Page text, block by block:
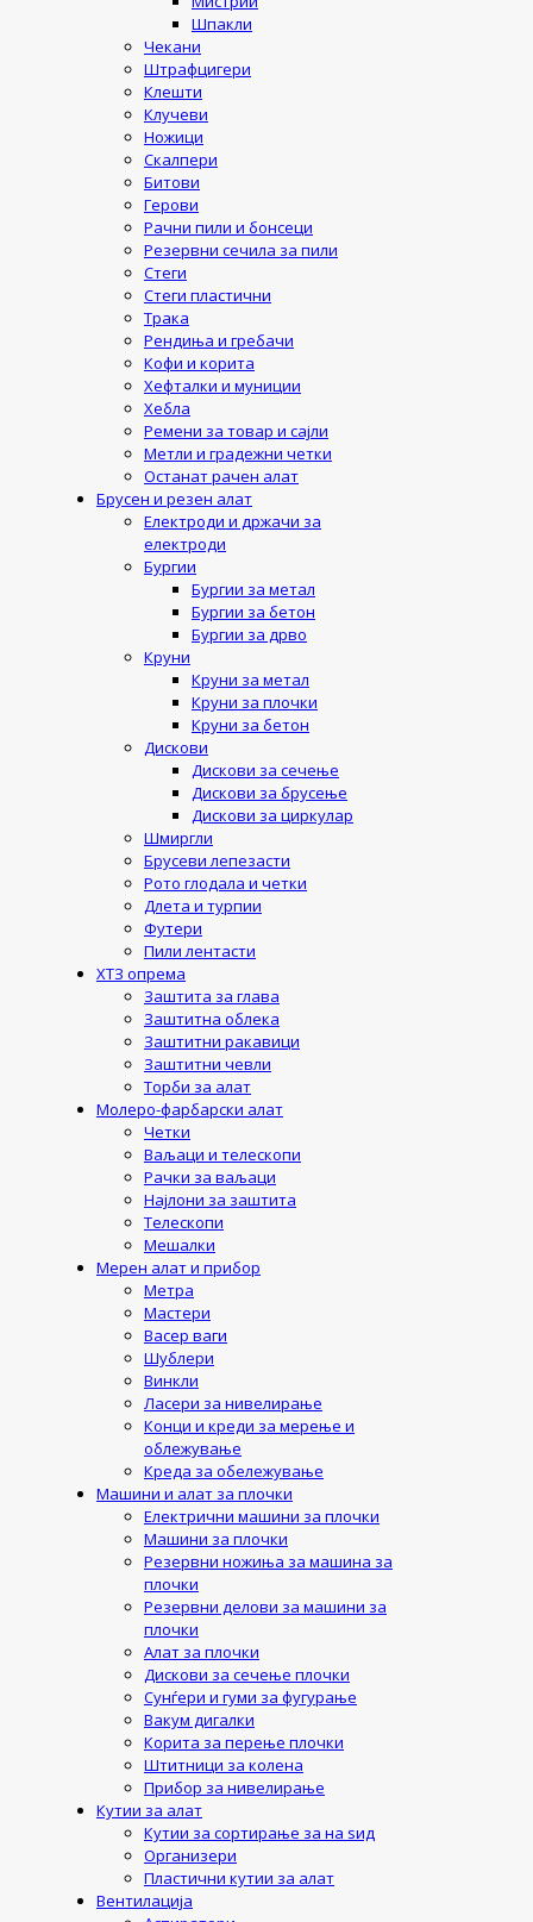
Шпакли
Чекани
Штрафцигери
Клешти
Клучеви
Ножици
Скалпери
Битови
Герови
Рачни пили и бонсеци
Резервни сечила за пили
Стеги
Стеги пластични
Трака
Рендиња и гребачи
Кофи и корита
Хефталки и муниции
Хебла
Ремени за товар и сајли
Метли и градежни четки
Останат рачен алат
Брусен и резен алат
Електроди и држачи за
електроди
Бургии
Бургии за метал
Бургии за бетон
Бургии за дрво
Круни
Круни за метал
Круни за плочки
Круни за бетон
Дискови
Дискови за сечење
Дискови за брусење
Дискови за циркулар
Шмиргли
Брусеви лепезасти
Рото глодала и четки
Длета и турпии
Футери
Пили лентасти
ХТЗ опрема
Заштита за глава
Заштитна облека
Заштитни ракавици
Заштитни чевли
Торби за алат
Молеро-фарбарски алат
Четки
Ваљаци и телескопи
Рачки за ваљаци
Најлони за заштита
Телескопи
Мешалки
Мерен алат и прибор
Метра
Мастери
Васер ваги
Шублери
Винкли
Ласери за нивелирање
Конци и креди за мерење и
облежување
Креда за обележување
Машини и алат за плочки
Електрични машини за плочки
Машини за плочки
Резервни ножиња за машина за
плочки
Резервни делови за машини за
плочки
Алат за плочки
Дискови за сечење плочки
Сунѓери и гуми за фугурање
Вакум дигалки
Корита за перење плочки
Штитници за колена
Прибор за нивелирање
Кутии за алат
Кутии за сортирање за на ѕид
Организери
Пластични кутии за алат
Вентилација